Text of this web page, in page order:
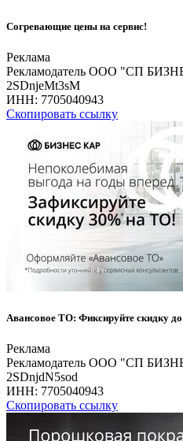
Согревающие цены на сервис!
Реклама
Рекламодатель ООО "СП
2SDnjeMt3sM
ИНН: 7705040943
Скопировать ссылку
Авансовое ТО: Фиксируйте скидку
Реклама
Рекламодатель ООО "СП
2SDnjdN5sod
ИНН: 7705040943
Скопировать ссылку